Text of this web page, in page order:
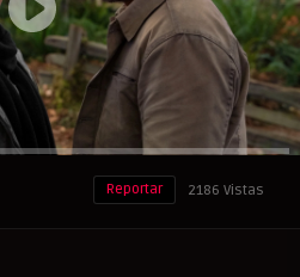
2186 Vistas
Reportar